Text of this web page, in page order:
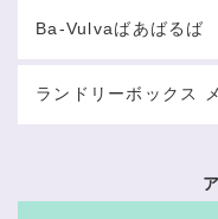
Ba-Vulvaばあばるば
ランドリーボックス